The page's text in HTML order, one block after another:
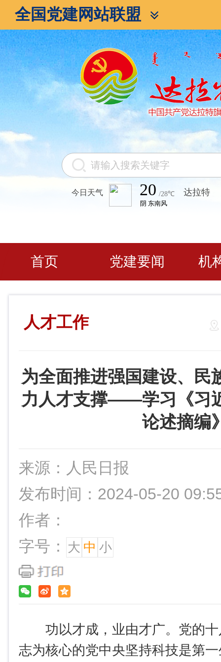
全国党建网站联盟
今日天气
首页 党建要闻 机
人才工作
为全面推进强国建设、民
力人才支撑——学习《习
论述摘编
来源：人民日报
发布时间：2024-05-20
作者：
字号：
大 中 小
功以才成，业由才广。党的十
志为核心的党中央坚持科技是第